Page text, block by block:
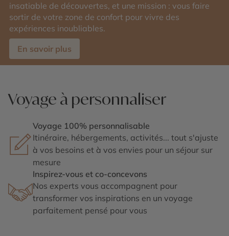
insatiable de découvertes, et une mission : vous faire
sortir de votre zone de confort pour vivre des
expériences inoubliables.
En savoir plus
Voyage à personnaliser
Voyage 100% personnalisable
Itinéraire, hébergements, activités... tout s'ajuste
à vos besoins et à vos envies pour un séjour sur
mesure
Inspirez-vous et co-concevons
Nos experts vous accompagnent pour
transformer vos inspirations en un voyage
parfaitement pensé pour vous